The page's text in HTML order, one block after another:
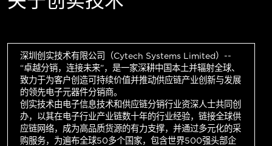
深圳创实技术有限公司（Cytech Systems Limited）--
“卓越分销，连接未来”，是一家深耕中国本土并辐射全球、
致力于为客户创造可持续价值并推动供应链产业创新与发展
的领先电子元器件分销商。
创实技术由电子信息技术和供应链分销行业资深人士共同创
办，以其在电子行业产业链数十年的行业经验，链接全球供
应链网络，成为高品质货源的有力支撑，并通过多元化的采
购服务，为遍布全球50多个国家，包含世界500强头部企